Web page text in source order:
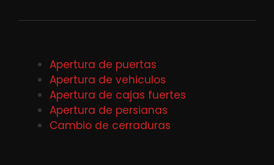
Apertura de puertas
Apertura de vehiculos
Apertura de cajas fuertes
Apertura de persianas
Cambio de cerraduras